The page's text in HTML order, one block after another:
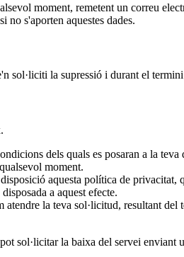
moment, remetent un correu
no s'aporten aquestes dades.
la supressió i durant el
dels quals es posaran a la
moment.
aquesta política de privacitat,
a aquest efecte.
la teva sol·licitud, resultant
sol·licitar la baixa del servei enviant